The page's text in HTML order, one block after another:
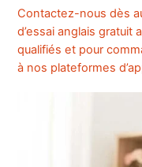
Contactez-nous dès
d’essai anglais gratuit
qualifiés et pour
à nos plateformes